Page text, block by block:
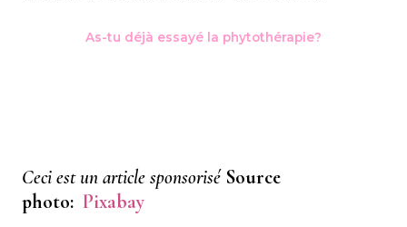
As-tu déjà essayé la phytothérapie?
Ceci est un article sponsorisé Source
photo: Pixabay